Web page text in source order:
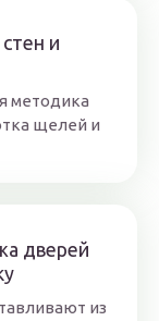
и
методика
щелей и
дверей
из